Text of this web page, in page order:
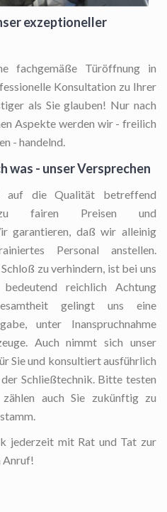
exzeptioneller
fachgemäße Türöffnung in
Konsultation zu Ihrer
als Sie glauben! Nur nach
Aspekte werden wir - freilich
- handelnd.
was - unser Versprechen
auf die Qualität betreffend
fairen Preisen und
garantieren, daß wir alleinig
Personal anstellen.
zu verhindern, ist bei uns
reichlich Achtung
gelingt uns eine
unter Inanspruchnahme
Auch nimmt sich unser
Sie und konsultiert ausführlich
Schließtechnik. Bitte testen
auch Sie zukünftig zu
jederzeit mit Rat und Tat zur
Anruf!